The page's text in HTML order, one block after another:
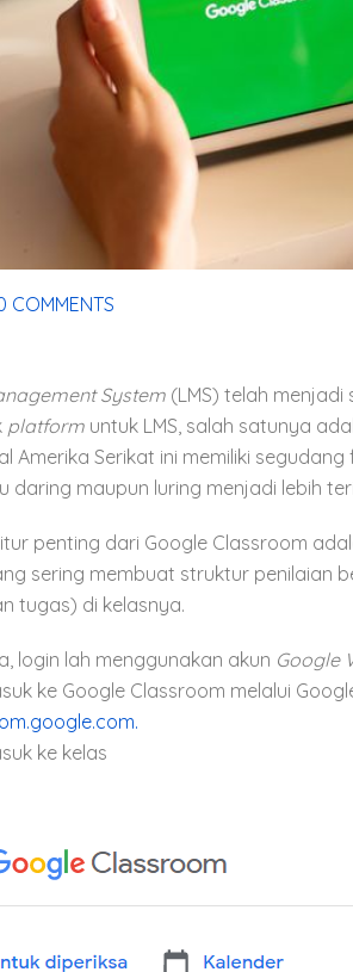
COMMENTS
System (LMS) telah
platform untuk LMS, salah satunya
Amerika Serikat ini memiliki
daring maupun luring menjadi lebih
penting dari Google Classroom
sering membuat struktur penilaian
tugas) di kelasnya.
login lah menggunakan akun Google
ke Google Classroom melalui
ke kelas